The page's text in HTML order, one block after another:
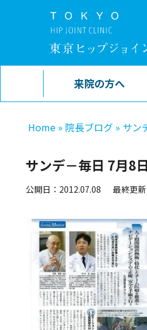
来院の方へ
Home » 院長ブログ » サン
サンデ－毎日 7月8
公開日：2012.07.08 最終更